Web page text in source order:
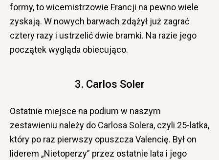
formy, to wicemistrzowie Francji na pewno wiele
zyskają. W nowych barwach zdążył już zagrać
cztery razy i ustrzelić dwie bramki. Na razie jego
początek wygląda obiecująco.
3. Carlos Soler
Ostatnie miejsce na podium w naszym
zestawieniu należy do Carlosa Solera, czyli 25-latka,
który po raz pierwszy opuszcza Valencię. Był on
liderem „Nietoperzy” przez ostatnie lata i jego